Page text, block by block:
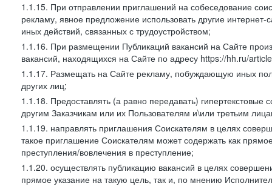
1.1.15. При отправлении приглашений на собеседование
рекламу, явное предложение использовать другие
иных действий, связанных с трудоустройством;
1.1.16. При размещении Публикаций вакансий на Сайте
вакансий, находящихся на Сайте по адресу https://hh.ru/
1.1.17. Размещать на Сайте рекламу, побуждающую иных
других лиц;
1.1.18. Предоставлять (а равно передавать)
другим Заказчикам или их Пользователям и\или третьим
1.1.19. направлять приглашения Соискателям в целях
такое приглашение Соискателям может содержать как
преступления/вовлечения в преступление;
1.1.20. осуществлять публикацию вакансий в целях
прямое указание на такую цель, так и, по мнению